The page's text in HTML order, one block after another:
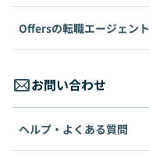
Offersの転職エージェント
お問い合わせ
ヘルプ・よくある質問